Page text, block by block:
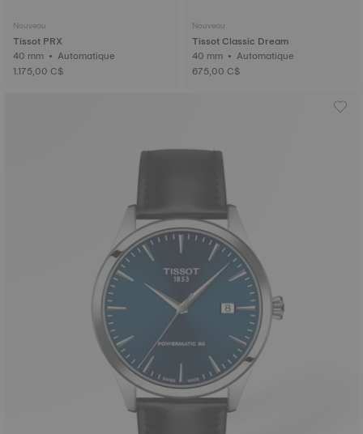
Nouveau
Tissot PRX
40 mm • Automatique
1.175,00 C$
Nouveau
Tissot Classic Dream
40 mm • Automatique
675,00 C$